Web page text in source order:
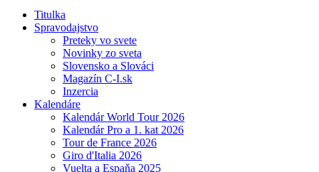
Titulka
Spravodajstvo
Preteky vo svete
Novinky zo sveta
Slovensko a Slováci
Magazín C-I.sk
Inzercia
Kalendáre
Kalendár World Tour 2026
Kalendár Pro a 1. kat 2026
Tour de France 2026
Giro d'Italia 2026
Vuelta a Espaňa 2025